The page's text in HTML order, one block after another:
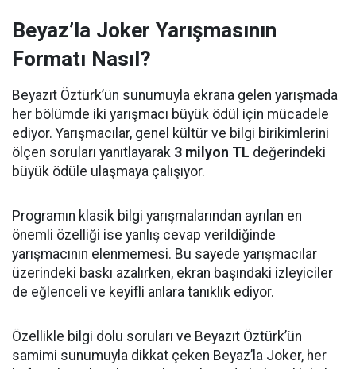
Beyaz’la Joker Yarışmasının
Formatı Nasıl?
Beyazıt Öztürk’ün sunumuyla ekrana gelen yarışmada
her bölümde iki yarışmacı büyük ödül için mücadele
ediyor. Yarışmacılar, genel kültür ve bilgi birikimlerini
ölçen soruları yanıtlayarak 3 milyon TL değerindeki
büyük ödüle ulaşmaya çalışıyor.
Programın klasik bilgi yarışmalarından ayrılan en
önemli özelliği ise yanlış cevap verildiğinde
yarışmacının elenmemesi. Bu sayede yarışmacılar
üzerindeki baskı azalırken, ekran başındaki izleyiciler
de eğlenceli ve keyifli anlara tanıklık ediyor.
Özellikle bilgi dolu soruları ve Beyazıt Öztürk’ün
samimi sunumuyla dikkat çeken Beyaz’la Joker, her